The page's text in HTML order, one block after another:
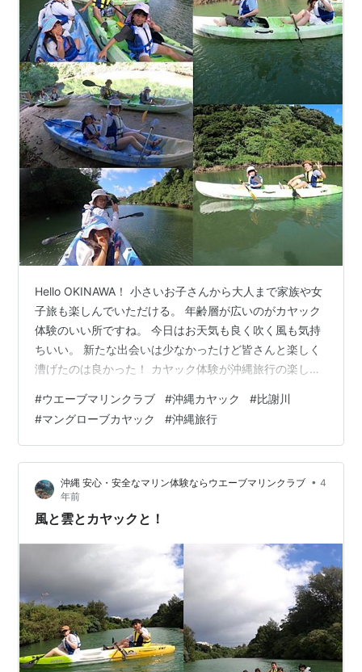
Hello OKINAWA！ 小さいお子さんから大人まで家族や女
子旅も楽しんでいただける。 年齢層が広いのがカヤック
体験のいい所ですね。 今日はお天気も良く吹く風も気持
ちいい。 新たな出会いは少なかったけど皆さんと楽しく
漕げたのは良かった！ カヤック体験が沖縄旅行の楽しい
ックならウエーブマリンクラブ。 経験豊富な頼れるカヤ
ックガイドがはじめての方から 丁寧に漕ぎ方をレクチャ
ーして安心・安全で楽しいツアーを開催しています。
Google レビュー4.9☆の沖縄カヤック店です。 Sign in -
Google Accounts www.goog…
#ウエーブマリンクラブ #沖縄カヤック #比謝川
#マングローブカヤック #沖縄旅行
沖縄 安心・安全なマリン体験ならウエーブマリンクラブ • 4
年前
風と雲とカヤックと！